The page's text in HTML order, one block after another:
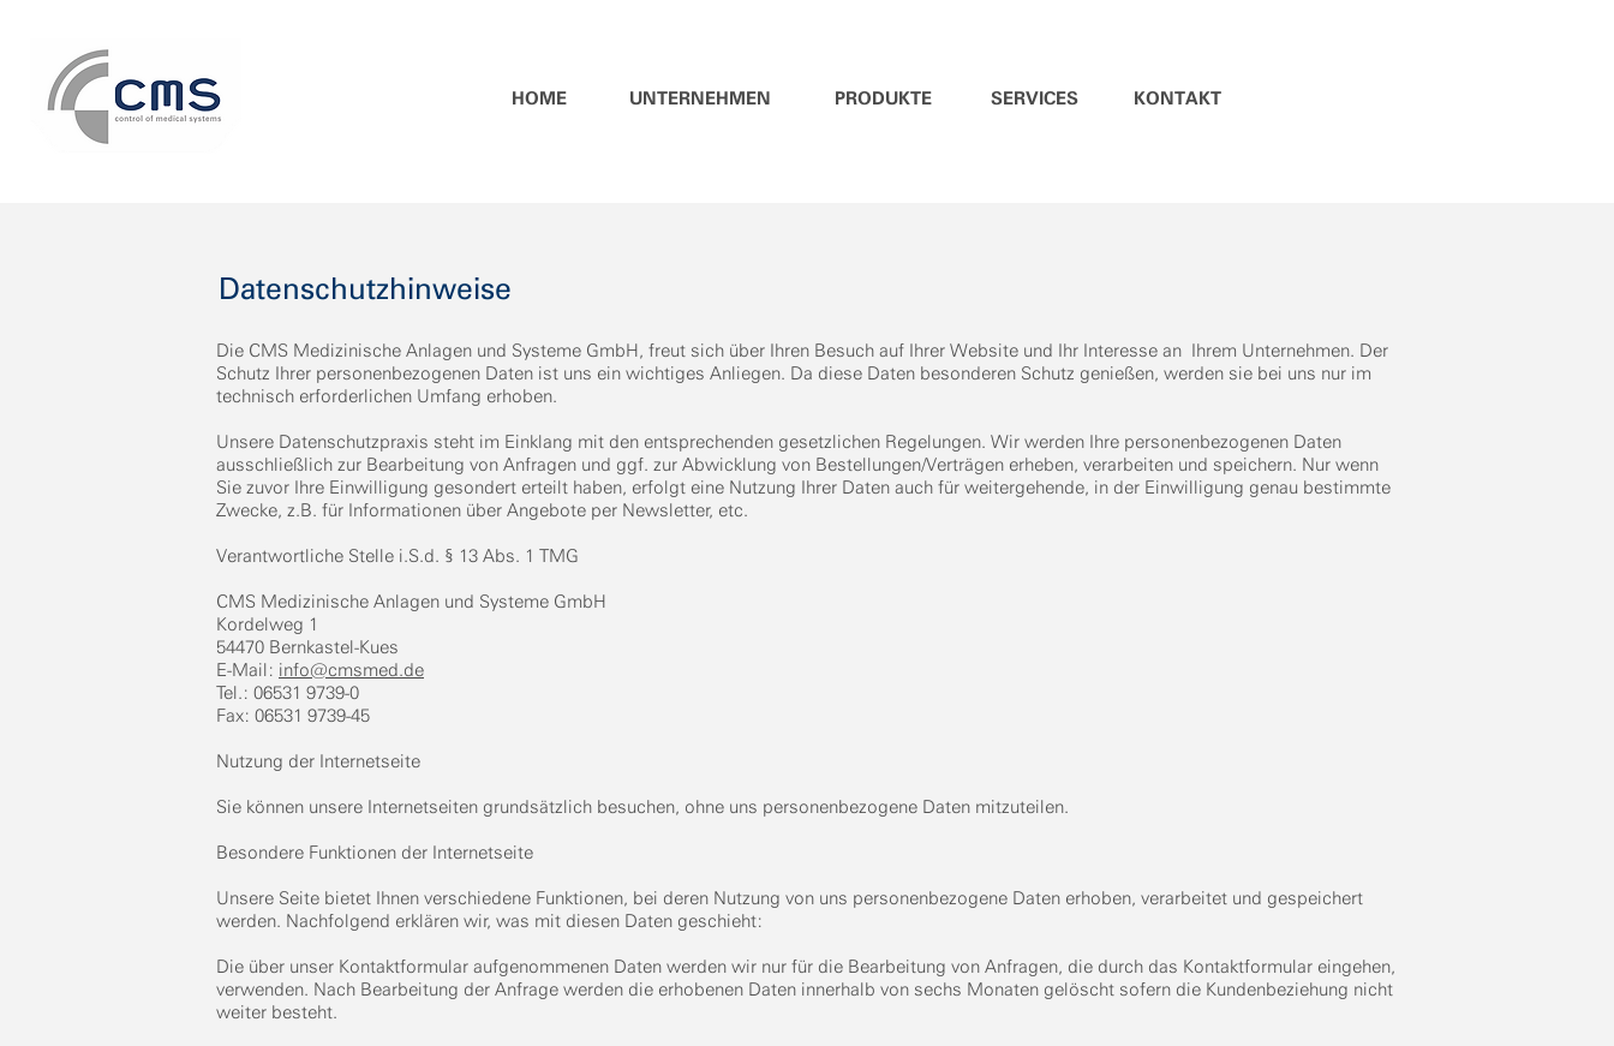
HOME UNTERNEHMEN PRODUKTE SERVICES KONTAKT
Datenschutzhinweise
Die CMS Medizinische Anlagen und Systeme GmbH, freut sich über Ihren Besuch auf Ihrer Website und Ihr Interesse an Ihrem Unternehmen. Der
Schutz Ihrer personenbezogenen Daten ist uns ein wichtiges Anliegen. Da diese Daten besonderen Schutz genießen, werden sie bei uns nur im
technisch erforderlichen Umfang erhoben.
Unsere Datenschutzpraxis steht im Einklang mit den entsprechenden gesetzlichen Regelungen. Wir werden Ihre personenbezogenen Daten
ausschließlich zur Bearbeitung von Anfragen und ggf. zur Abwicklung von Bestellungen/Verträgen erheben, verarbeiten und speichern. Nur wenn
Sie zuvor Ihre Einwilligung gesondert erteilt haben, erfolgt eine Nutzung Ihrer Daten auch für weitergehende, in der Einwilligung genau bestimmte
Zwecke, z.B. für Informationen über Angebote per Newsletter, etc.
Verantwortliche Stelle i.S.d. § 13 Abs. 1 TMG
CMS Medizinische Anlagen und Systeme GmbH
Kordelweg 1
54470 Bernkastel-Kues
E-Mail: info@cmsmed.de
Tel.: 06531 9739-0
Fax: 06531 9739-45
Nutzung der Internetseite
Sie können unsere Internetseiten grundsätzlich besuchen, ohne uns personenbezogene Daten mitzuteilen.
Besondere Funktionen der Internetseite
Unsere Seite bietet Ihnen verschiedene Funktionen, bei deren Nutzung von uns personenbezogene Daten erhoben, verarbeitet und gespeichert
werden. Nachfolgend erklären wir, was mit diesen Daten geschieht:
Die über unser Kontaktformular aufgenommenen Daten werden wir nur für die Bearbeitung von Anfragen, die durch das Kontaktformular eingehen,
verwenden. Nach Bearbeitung der Anfrage werden die erhobenen Daten innerhalb von sechs Monaten gelöscht sofern die Kundenbeziehung nicht
weiter besteht.